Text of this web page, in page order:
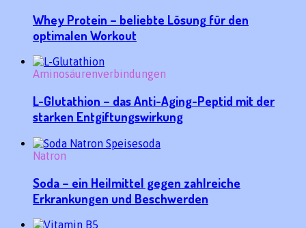
Whey Protein – beliebte Lösung für den
optimalen Workout
Aminosäurenverbindungen
L-Glutathion – das Anti-Aging-Peptid mit der
starken Entgiftungswirkung
Natron
Soda – ein Heilmittel gegen zahlreiche
Erkrankungen und Beschwerden